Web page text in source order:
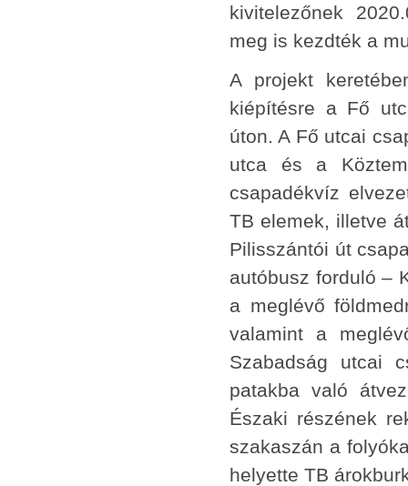
kivitelezőnek
meg is kezdték a
A projekt
kiépítésre a Fő
úton. A Fő utcai
utca és a
csapadékvíz
TB elemek, illetve
Pilisszántói út
autóbusz forduló –
a meglévő
valamint a
Szabadság utcai
patakba való
Északi részének
szakaszán a
helyette TB